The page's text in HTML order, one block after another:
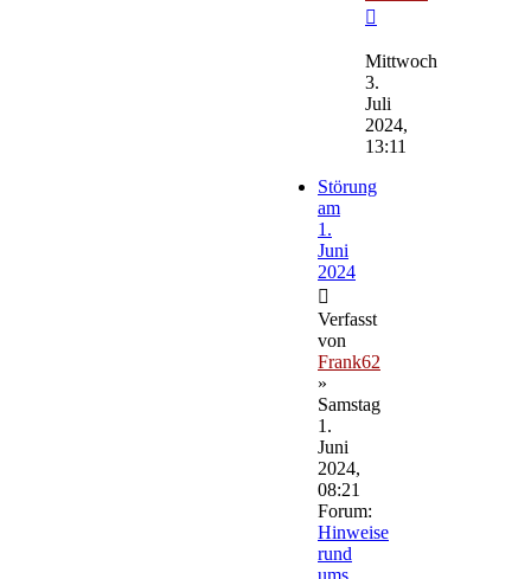
Beitrag
Mittwoch
3.
Juli
2024,
13:11
Störung
am
1.
Juni
2024
Verfasst
von
Frank62
»
Samstag
1.
Juni
2024,
08:21
Forum:
Hinweise
rund
ums